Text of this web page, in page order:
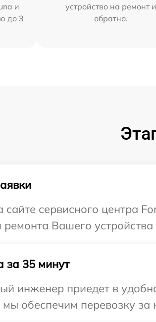
и
до 3
устройство на ремонт и
обратно.
сайте сервисного центра
ремонта Вашего
за 35 минут
инженер приедет в
обеспечим перевозку за